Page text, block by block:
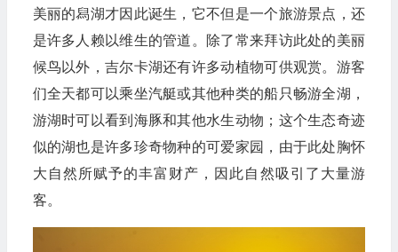
美丽的舄湖才因此诞生，它不但是一个旅游景点，还
是许多人赖以维生的管道。除了常来拜访此处的美丽
候鸟以外，吉尔卡湖还有许多动植物可供观赏。游客
们全天都可以乘坐汽艇或其他种类的船只畅游全湖，
游湖时可以看到海豚和其他水生动物；这个生态奇迹
似的湖也是许多珍奇物种的可爱家园，由于此处胸怀
大自然所赋予的丰富财产，因此自然吸引了大量游
客。